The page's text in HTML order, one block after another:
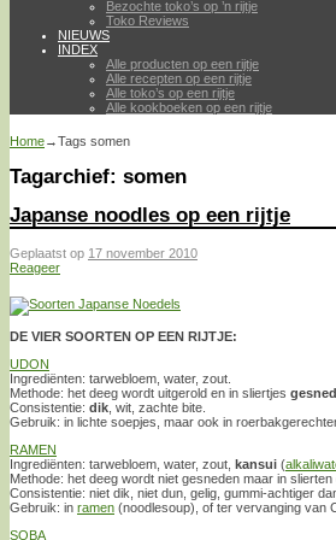
Bezochte toko’s op ’n rijtje
Toko Reviews
NIEUWS
INDEX
Alle producten op een rijtje
Alle recepten op een rijtje
Alle toko’s op een rijtje
Alle kookboeken op een rijtje
Home→Tags somen
Tagarchief: somen
Japanse noodles op een rijtje
Geplaatst op 17 november 2010
Reageer
DE VIER SOORTEN OP EEN RIJTJE:
UDON
Ingrediënten: tarwebloem, water, zout.
Methode: het deeg wordt uitgerold en in sliertjes
Consistentie: dik , wit, zachte bite.
Gebruik: in lichte soepjes, maar ook in
RAMEN
Ingrediënten: tarwebloem, water, zout, kansui (
Methode: het deeg wordt niet gesneden maar in slierten
Consistentie: niet dik, niet dun, gelig, gummi-achtiger
Gebruik: in ramen (noodlesoup), of ter vervanging van
SOBA